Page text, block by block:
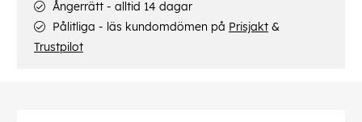
Ångerrätt - alltid 14 dagar
Pålitliga - läs kundomdömen på Prisjakt &
Trustpilot